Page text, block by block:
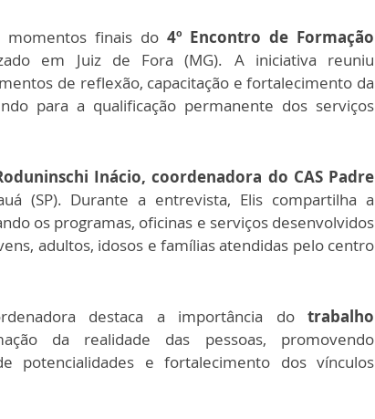
finais do 4º Encontro de Formação
em Juiz de Fora (MG). A iniciativa reuniu
de reflexão, capacitação e fortalecimento da
para a qualificação permanente dos serviços
Inácio, coordenadora do CAS Padre
(SP). Durante a entrevista, Elis compartilha a
os programas, oficinas e serviços desenvolvidos
adultos, idosos e famílias atendidas pelo centro
destaca a importância do trabalho
da realidade das pessoas, promovendo
potencialidades e fortalecimento dos vínculos